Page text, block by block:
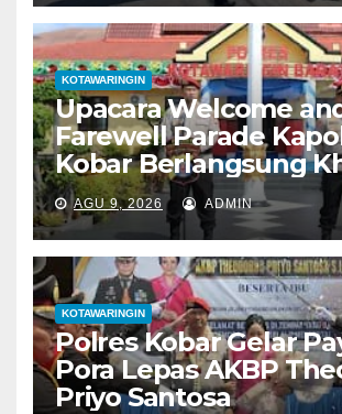
KOTAWARINGIN
Upacara Welcome
Farewell Parade
Kobar Berlangsung
AGU 9, 2026 ADMIN
KOTAWARINGIN
Polres Kobar Gelar
Pora Lepas AKBP
Priyo Santosa